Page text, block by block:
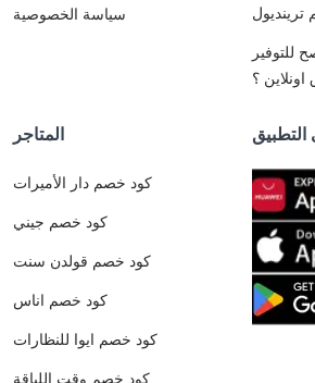
سياسة الخصوصية
؟
المتاجر
كود خصم دار الأميرات
كود خصم جيني
كود خصم قولدن سنت
كود خصم اناس
كود خصم ايوا للنظارات
كود خصم وقت اللياقة